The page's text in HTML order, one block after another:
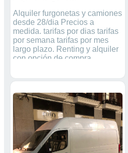
Alquiler furgonetas y camiones
desde 28/dia Precios a
medida. tarifas por dias tarifas
por semana tarifas por mes
largo plazo. Renting y alquiler
con opción de compra